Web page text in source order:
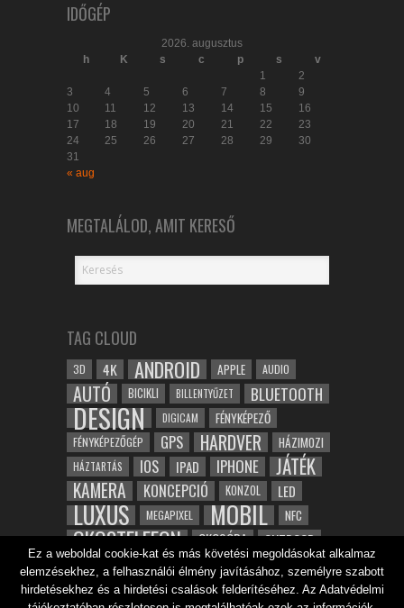
IDŐGÉP
2026. augusztus
h
K s c p s
v
1
2
3
4 5 6 7 8
9
10
11 12 13 14 15
16
17
18 19 20 21 22
23
24
25 26 27 28 29
30
31
« aug
MEGTALÁLOD, AMIT KERESŐ
TAG CLOUD
3D 4K ANDROID APPLE AUDIO
AUTÓ BICIKLI BILLENTYŰZET BLUETOOTH
DESIGN DIGICAM FÉNYKÉPEZŐ
FÉNYKÉPEZŐGÉP GPS HARDVER HÁZIMOZI
HÁZTARTÁS IOS IPAD IPHONE JÁTÉK
KAMERA KONCEPCIÓ KONZOL LED
LUXUS MEGAPIXEL MOBIL NFC
OKOSTELEFON OKOSÓRA OUTDOOR
ROBOT SAMSUNG SPORT TABLET
TESZT VIDEÓ VÍZÁLLÓ WIFI ZENE ZÖLD
Ez a weboldal cookie-kat és más követési megoldásokat alkalmaz
elemzésekhez, a felhasználói élmény javításához, személyre szabott
hirdetésekhez és a hirdetési csalások felderítéséhez. Az Adatvédelmi